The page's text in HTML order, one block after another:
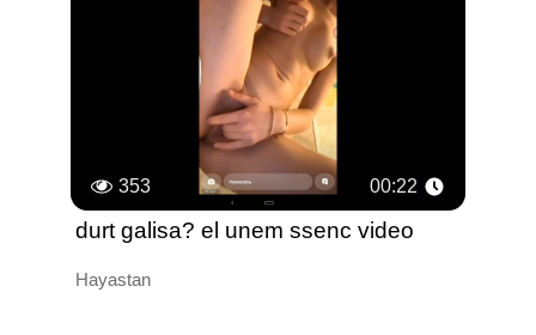
353 00:22
durt galisa? el unem ssenc video
Hayastan